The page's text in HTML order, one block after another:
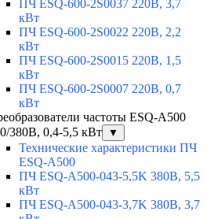
ПЧ ESQ-600-2S0037 220В, 3,7
кВт
ПЧ ESQ-600-2S0022 220В, 2,2
кВт
ПЧ ESQ-600-2S0015 220В, 1,5
кВт
ПЧ ESQ-600-2S0007 220В, 0,7
кВт
частоты ESQ-A500
380В, 0,4-5,5 кВт
▼
Технические характеристики ПЧ
ESQ-A500
ПЧ ESQ-A500-043-5,5K 380В, 5,5
кВт
ПЧ ESQ-A500-043-3,7K 380В, 3,7